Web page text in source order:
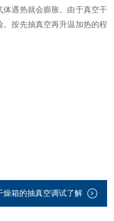
遇热就会膨胀。由于真空干
按先抽真空再升温加热的程
燥箱的抽真空调试了解